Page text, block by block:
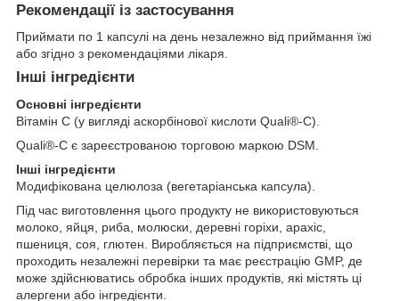
Рекомендації із застосування
Приймати по 1 капсулі на день незалежно від приймання їжі
або згідно з рекомендаціями лікаря.
Інші інгредієнти
Основні інгредієнти
Вітамін C (у вигляді аскорбінової кислоти Quali®-C).
Quali®-C є зареєстрованою торговою маркою DSM.
Інші інгредієнти
Модифікована целюлоза (вегетаріанська капсула).
Під час виготовлення цього продукту не використовуються
молоко, яйця, риба, молюски, деревні горіхи, арахіс,
пшениця, соя, глютен. Виробляється на підприємстві, що
проходить незалежні перевірки та має реєстрацію GMP, де
може здійснюватись обробка інших продуктів, які містять ці
алергени або інгредієнти.